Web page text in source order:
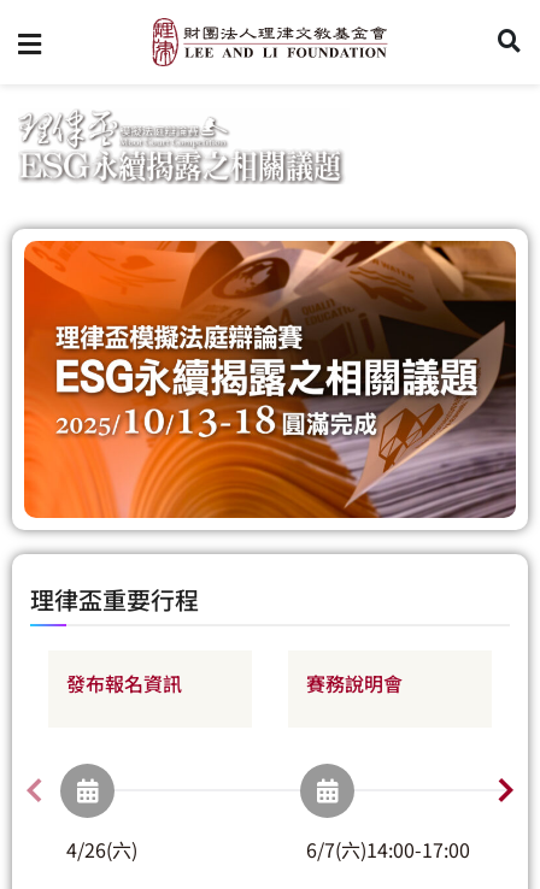
理律盃重要行程
發布報名資訊 賽務說明會
4/26(六) 6/7(六)14:00-17:00